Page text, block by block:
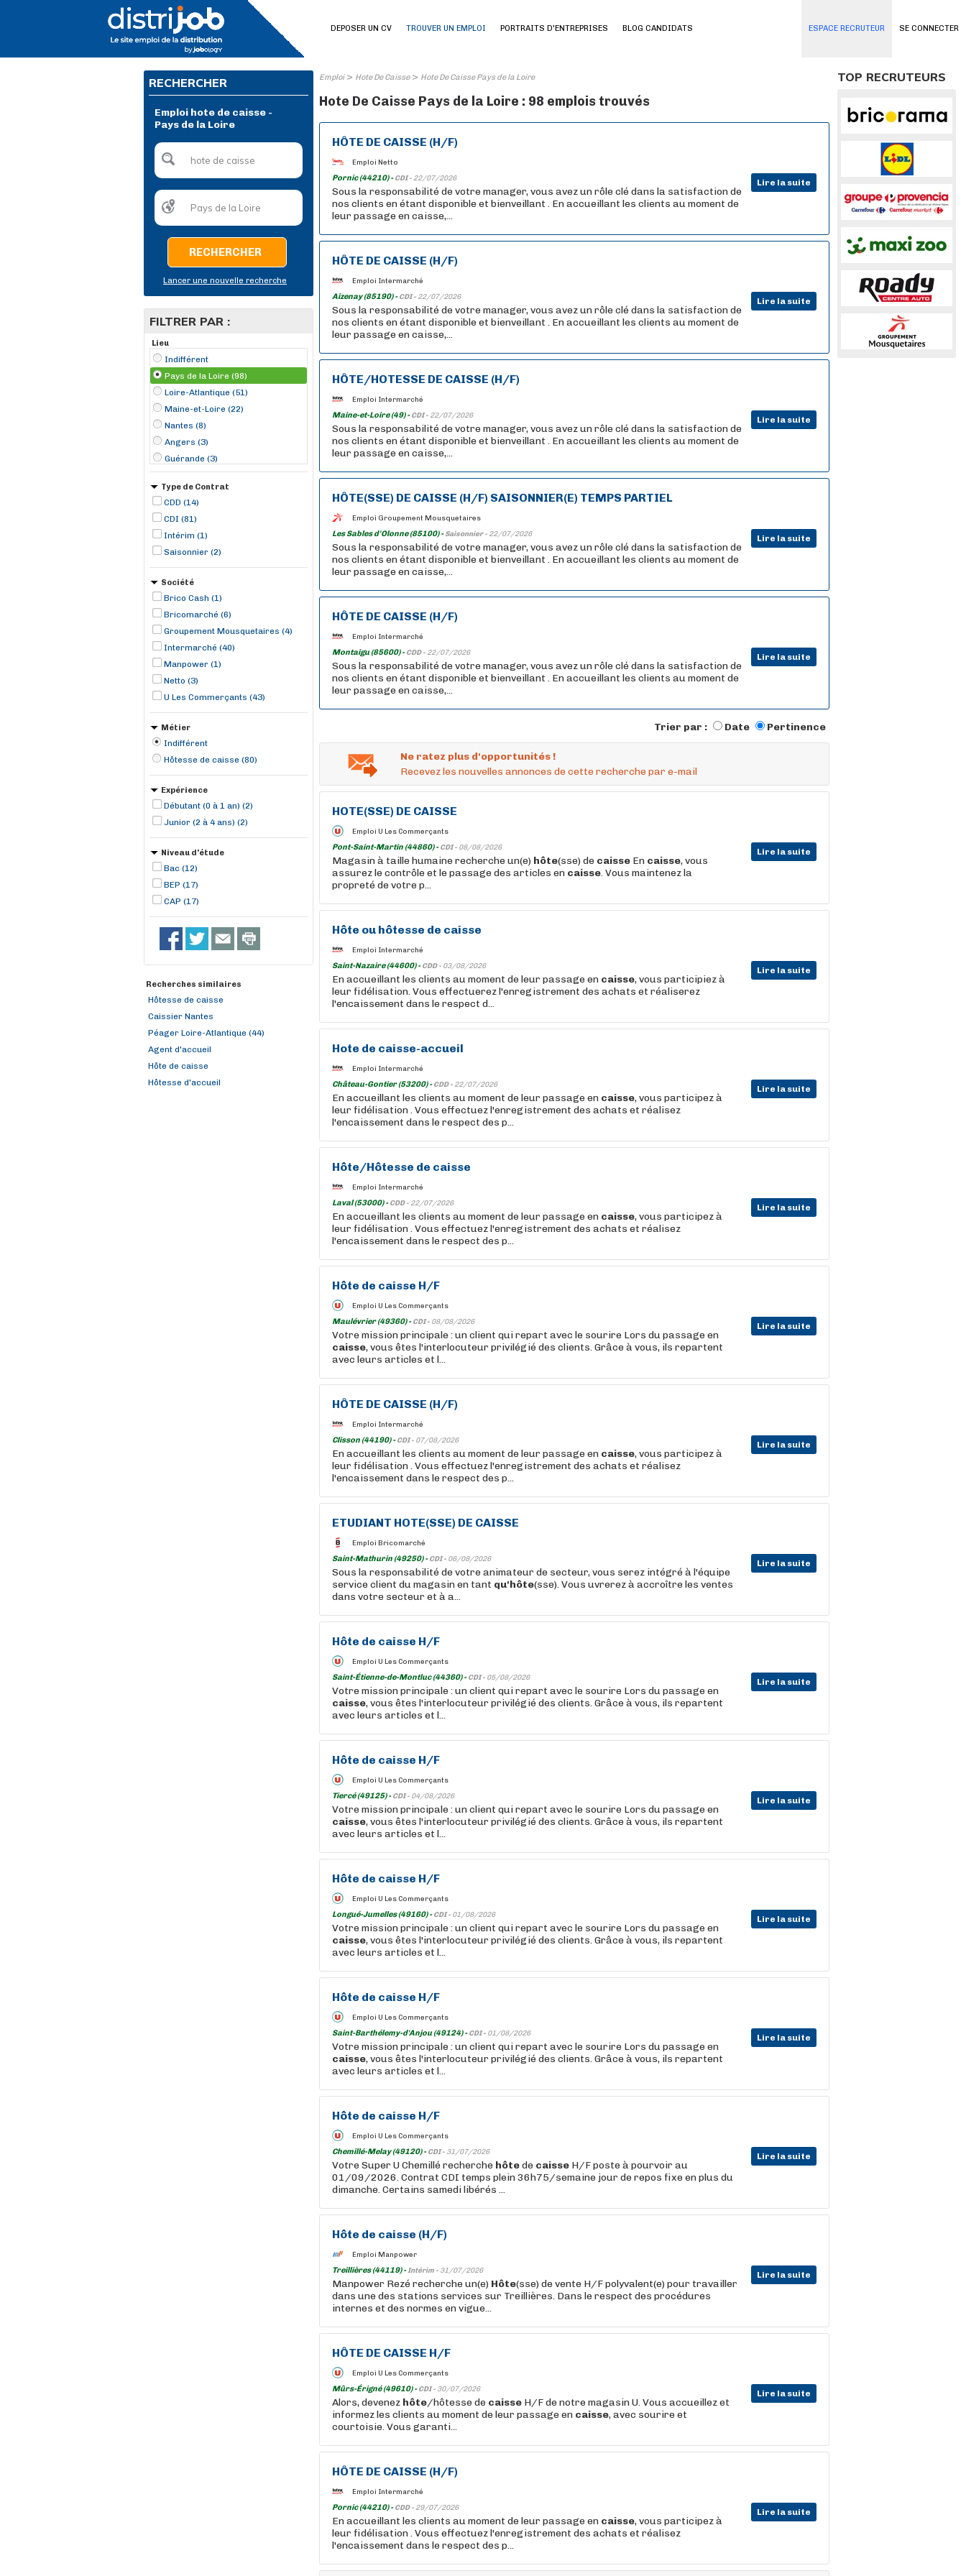
SE CONNECTER
DEPOSER UN CV TROUVER UN EMPLOI PORTRAITS D'ENTREPRISES BLOG CANDIDATS ESPACE RECRUTEUR
RECHERCHER
Emploi hote de caisse -
Pays de la Loire
RECHERCHER
Lancer une nouvelle recherche
FILTRER PAR :
Lieu
Indifférent
Pays de la Loire (98)
Loire-Atlantique (51)
Maine-et-Loire (22)
Nantes (8)
Angers (3)
Guérande (3)
Le Croisic (3)
Pornic (3)
Bouguenais (2)
Bécon-les-Granits (2)
Laval (2)
Ligné (2)
Type de Contrat
CDD (14)
CDI (81)
Intérim (1)
Saisonnier (2)
Société
Brico Cash (1)
Bricomarché (6)
Groupement Mousquetaires (4)
Intermarché (40)
Manpower (1)
Netto (3)
U Les Commerçants (43)
Métier
Indifférent
Hôtesse de caisse (80)
Expérience
Débutant (0 à 1 an) (2)
Junior (2 à 4 ans) (2)
Niveau d'étude
Bac (12)
BEP (17)
CAP (17)
Recherches similaires
Hôtesse de caisse
Caissier Nantes
Péager Loire-Atlantique (44)
Agent d'accueil
Hôte de caisse
Hôtesse d'accueil
Emploi> Hote De Caisse> Hote De Caisse Pays de la Loire
Hote De Caisse Pays de la Loire : 98 emplois trouvés
HÔTE DE CAISSE (H/F)
Emploi Netto
Pornic (44210) -CDI - 22/07/2026 Lire la suite
Sous la responsabilité de votre manager, vous avez un rôle clé dans la satisfaction de
nos clients en étant disponible et bienveillant . En accueillant les clients au moment de
leur passage en caisse,...
HÔTE DE CAISSE (H/F)
Emploi Intermarché
Aizenay (85190) -CDI - 22/07/2026 Lire la suite
Sous la responsabilité de votre manager, vous avez un rôle clé dans la satisfaction de
nos clients en étant disponible et bienveillant . En accueillant les clients au moment de
leur passage en caisse,...
HÔTE/HOTESSE DE CAISSE (H/F)
Emploi Intermarché
Maine-et-Loire (49) -CDI - 22/07/2026 Lire la suite
Sous la responsabilité de votre manager, vous avez un rôle clé dans la satisfaction de
nos clients en étant disponible et bienveillant . En accueillant les clients au moment de
leur passage en caisse,...
HÔTE(SSE) DE CAISSE (H/F) SAISONNIER(E) TEMPS PARTIEL
Emploi Groupement Mousquetaires
Les Sables d'Olonne (85100) -Saisonnier - 22/07/2026 Lire la suite
Sous la responsabilité de votre manager, vous avez un rôle clé dans la satisfaction de
nos clients en étant disponible et bienveillant . En accueillant les clients au moment de
leur passage en caisse,...
HÔTE DE CAISSE (H/F)
Emploi Intermarché
Montaigu (85600) -CDD - 22/07/2026 Lire la suite
Sous la responsabilité de votre manager, vous avez un rôle clé dans la satisfaction de
nos clients en étant disponible et bienveillant . En accueillant les clients au moment de
leur passage en caisse,...
Trier par : Date Pertinence
Ne ratez plus d'opportunités !
Recevez les nouvelles annonces de cette recherche par e-mail
HOTE(SSE) DE CAISSE
Emploi U Les Commerçants
Pont-Saint-Martin (44860) -CDI - 08/08/2026 Lire la suite
Magasin à taille humaine recherche un(e) hôte(sse) de caisse En caisse, vous
assurez le contrôle et le passage des articles en caisse. Vous maintenez la
propreté de votre p...
Hôte ou hôtesse de caisse
Emploi Intermarché
Saint-Nazaire (44600) -CDD - 03/08/2026 Lire la suite
En accueillant les clients au moment de leur passage en caisse, vous participiez à
leur fidélisation. Vous effectuerez l'enregistrement des achats et réaliserez
l'encaissement dans le respect d...
Hote de caisse-accueil
Emploi Intermarché
Château-Gontier (53200) -CDD - 22/07/2026 Lire la suite
En accueillant les clients au moment de leur passage en caisse, vous participez à
leur fidélisation . Vous effectuez l'enregistrement des achats et réalisez
l'encaissement dans le respect des p...
Hôte/Hôtesse de caisse
Emploi Intermarché
Laval (53000) -CDD - 22/07/2026 Lire la suite
En accueillant les clients au moment de leur passage en caisse, vous participez à
leur fidélisation . Vous effectuez l'enregistrement des achats et réalisez
l'encaissement dans le respect des p...
Hôte de caisse H/F
Emploi U Les Commerçants
Maulévrier (49360) -CDI - 08/08/2026 Lire la suite
Votre mission principale : un client qui repart avec le sourire Lors du passage en
caisse, vous êtes l'interlocuteur privilégié des clients. Grâce à vous, ils repartent
avec leurs articles et l...
HÔTE DE CAISSE (H/F)
Emploi Intermarché
Clisson (44190) -CDI - 07/08/2026 Lire la suite
En accueillant les clients au moment de leur passage en caisse, vous participez à
leur fidélisation . Vous effectuez l'enregistrement des achats et réalisez
l'encaissement dans le respect des p...
ETUDIANT HOTE(SSE) DE CAISSE
Emploi Bricomarché
Saint-Mathurin (49250) -CDI - 06/08/2026 Lire la suite
Sous la responsabilité de votre animateur de secteur, vous serez intégré à l'équipe
service client du magasin en tant qu'hôte(sse). Vous uvrerez à accroître les ventes
dans votre secteur et à a...
Hôte de caisse H/F
Emploi U Les Commerçants
Saint-Étienne-de-Montluc (44360) -CDI - 05/08/2026 Lire la suite
Votre mission principale : un client qui repart avec le sourire Lors du passage en
caisse, vous êtes l'interlocuteur privilégié des clients. Grâce à vous, ils repartent
avec leurs articles et l...
Hôte de caisse H/F
Emploi U Les Commerçants
Tiercé (49125) -CDI - 04/08/2026 Lire la suite
Votre mission principale : un client qui repart avec le sourire Lors du passage en
caisse, vous êtes l'interlocuteur privilégié des clients. Grâce à vous, ils repartent
avec leurs articles et l...
Hôte de caisse H/F
Emploi U Les Commerçants
Longué-Jumelles (49160) -CDI - 01/08/2026 Lire la suite
Votre mission principale : un client qui repart avec le sourire Lors du passage en
caisse, vous êtes l'interlocuteur privilégié des clients. Grâce à vous, ils repartent
avec leurs articles et l...
Hôte de caisse H/F
Emploi U Les Commerçants
Saint-Barthélemy-d'Anjou (49124) -CDI - 01/08/2026 Lire la suite
Votre mission principale : un client qui repart avec le sourire Lors du passage en
caisse, vous êtes l'interlocuteur privilégié des clients. Grâce à vous, ils repartent
avec leurs articles et l...
Hôte de caisse H/F
Emploi U Les Commerçants
Chemillé-Melay (49120) -CDI - 31/07/2026 Lire la suite
Votre Super U Chemillé recherche hôtede caisse H/F poste à pourvoir au
01/09/2026. Contrat CDI temps plein 36h75/semaine jour de repos fixe en plus du
dimanche. Certains samedi libérés ...
Hôte de caisse (H/F)
Emploi Manpower
Treillières (44119) -Intérim - 31/07/2026 Lire la suite
Manpower Rezé recherche un(e) Hôte(sse) de vente H/F polyvalent(e) pour travailler
dans une des stations services sur Treillières. Dans le respect des procédures
internes et des normes en vigue...
HÔTE DE CAISSE H/F
Emploi U Les Commerçants
Mûrs-Érigné (49610) -CDI - 30/07/2026 Lire la suite
Alors, devenez hôte/hôtesse de caisse H/F de notre magasin U. Vous accueillez et
informez les clients au moment de leur passage en caisse, avec sourire et
courtoisie. Vous garanti...
HÔTE DE CAISSE (H/F)
Emploi Intermarché
Pornic (44210) -CDD - 29/07/2026 Lire la suite
En accueillant les clients au moment de leur passage en caisse, vous participez à
leur fidélisation . Vous effectuez l'enregistrement des achats et réalisez
l'encaissement dans le respect des p...
TOP RECRUTEURS